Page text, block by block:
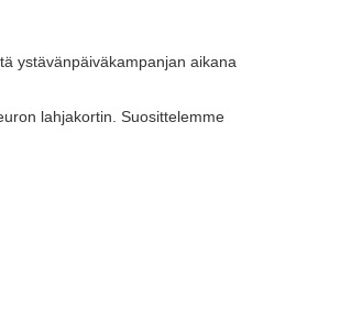
ystävänpäiväkampanjan aikana
lahjakortin. Suosittelemme